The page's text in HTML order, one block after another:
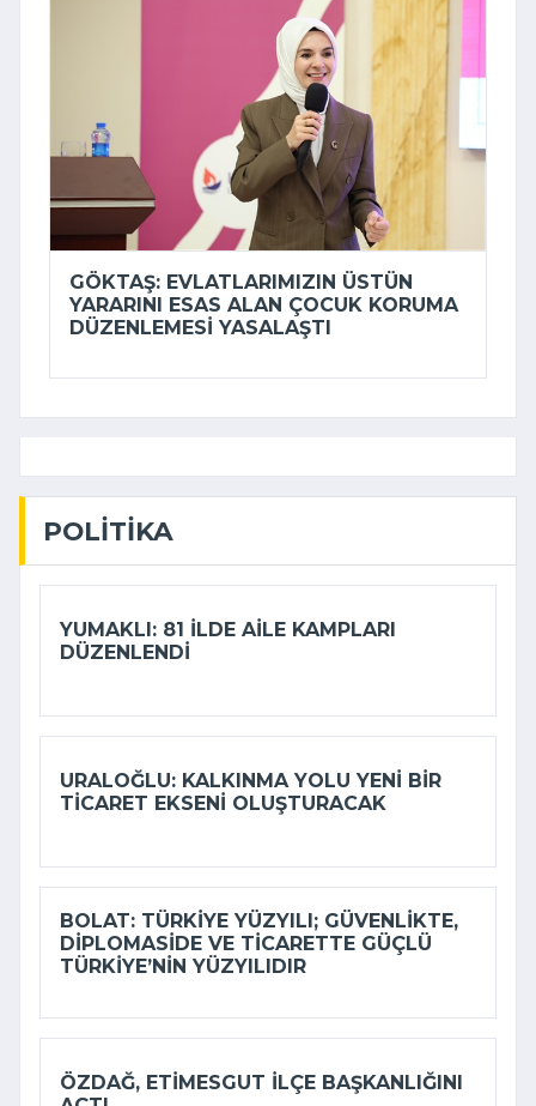
GÖKTAŞ: EVLATLARIMIZIN ÜSTÜN
YARARINI ESAS ALAN ÇOCUK KORUMA
DÜZENLEMESI YASALAŞTI
POLITIKA
YUMAKLI: 81 ILDE AILE KAMPLARI
DÜZENLENDI
URALOĞLU: KALKINMA YOLU YENI BIR
TICARET EKSENI OLUŞTURACAK
BOLAT: TÜRKIYE YÜZYILI; GÜVENLIKTE,
DIPLOMASIDE VE TICARETTE GÜÇLÜ
TÜRKIYE’NIN YÜZYILIDIR
ÖZDAĞ, ETIMESGUT İLÇE BAŞKANLIĞINI